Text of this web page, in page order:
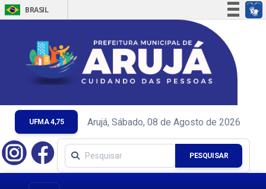
BRASIL
Simplifique!
Comunica BR
Participe
Acesso à informação
Canais
UFMA 4,75 Arujá, Sábado, 08 de Agosto de 2026
PESQUISAR